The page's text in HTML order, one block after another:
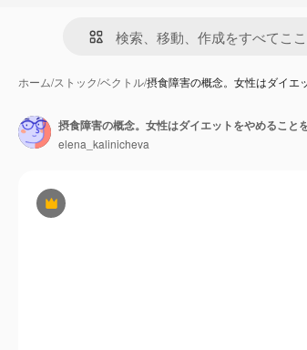
ホーム/ストック/ベクトル/摂食障害の概念。女性はダイエ
Premium
elena_kalinicheva